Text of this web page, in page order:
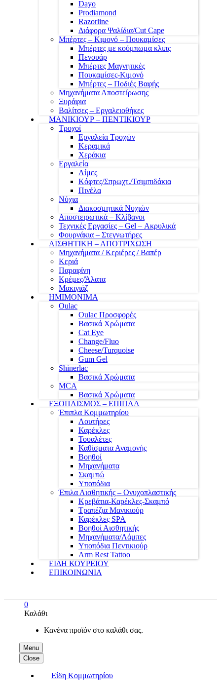
Dayo
Prodiamond
Razorline
Διάφορα Ψαλίδια/Cut Cape
Μπέρτες – Κιμονό – Πουκαμίσες
Μπέρτες με κούμπωμα κλιπς
Πενουάρ
Μπέρτες Μαγνητικές
Πουκαμίσες-Κιμονό
Μπέρτες – Ποδιές Βαφής
Μηχανήματα Αποστείρωσης
Ξυράφια
Βαλίτσες – Εργαλειοθήκες
ΜΑΝΙΚΙΟΥΡ – ΠΕΝΤΙΚΙΟΥΡ
Τροχοί
Εργαλεία Τροχών
Κεραμικά
Χεράκια
Εργαλεία
Λίμες
Κόφτες/Σπρωχτ./Τσιμπιδάκια
Πινέλα
Νύχια
Διακοσμητικά Νυχιών
Αποστειρωτικά – Κλίβανοι
Τεχνικές Εργασίες – Gel – Ακρυλικά
Φουρνάκια – Στεγνωτήρες
ΑΙΣΘΗΤΙΚΗ – ΑΠΟΤΡΙΧΩΣΗ
Μηχανήματα / Κεριέρες / Βαπέρ
Κεριά
Παραφίνη
Κρέμες/Άλατα
Μακιγιάζ
ΗΜΙΜΟΝΙΜΑ
Oulac
Oulac Προσφορές
Βασικά Χρώματα
Cat Eye
Change/Fluo
Cheese/Turquoise
Gum Gel
Shinerlac
Βασικά Χρώματα
MCA
Βασικά Χρώματα
ΕΞΟΠΛΙΣΜΟΣ – ΕΠΙΠΛΑ
Έπιπλα Κομμωτηρίου
Λουτήρες
Καρέκλες
Τουαλέτες
Καθίσματα Αναμονής
Βοηθοί
Μηχανήματα
Σκαμπώ
Υποπόδια
Έπιλα Αισθητικής – Ονυχοπλαστικής
Κρεβάτια-Καρέκλες-Σκαμπό
Τραπέζια Μανικιούρ
Καρέκλες SPA
Βοηθοί Αισθητικής
Μηχανήματα/Λάμπες
Υποπόδια Πεντικιούρ
Arm Rest Tattoo
ΕΙΔΗ ΚΟΥΡΕΙΟΥ
ΕΠΙΚΟΙΝΩΝΙΑ
Menu
Close
Είδη Κομμωτηρίου
0
Καλάθι
Κανένα προϊόν στο καλάθι σας.